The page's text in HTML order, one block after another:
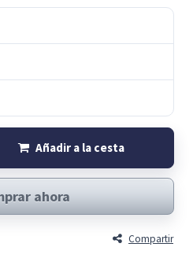
Añadir a la cesta
ahora
Compartir